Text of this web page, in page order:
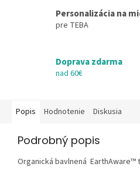
Personalizácia na
pre TEBA
Doprava zdarma
nad 60€
Popis Hodnotenie Diskusia
Podrobný popis
Organická bavlnená EarthAware™